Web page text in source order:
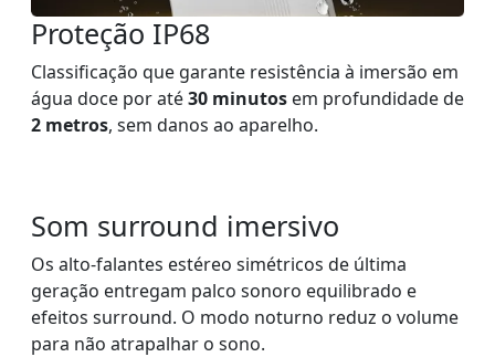
Proteção IP68
Classificação que garante resistência à imersão em
água doce por até30 minutos em profundidade de
2 metros, sem danos ao aparelho.
Som surround imersivo
Os alto-falantes estéreo simétricos de última
geração entregam palco sonoro equilibrado e
efeitos surround. O modo noturno reduz o volume
para não atrapalhar o sono.